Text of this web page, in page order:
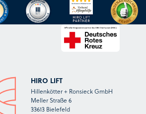
HIRO LIFT
Hillenkötter + Ronsieck GmbH
Meller Straße 6
33613 Bielefeld